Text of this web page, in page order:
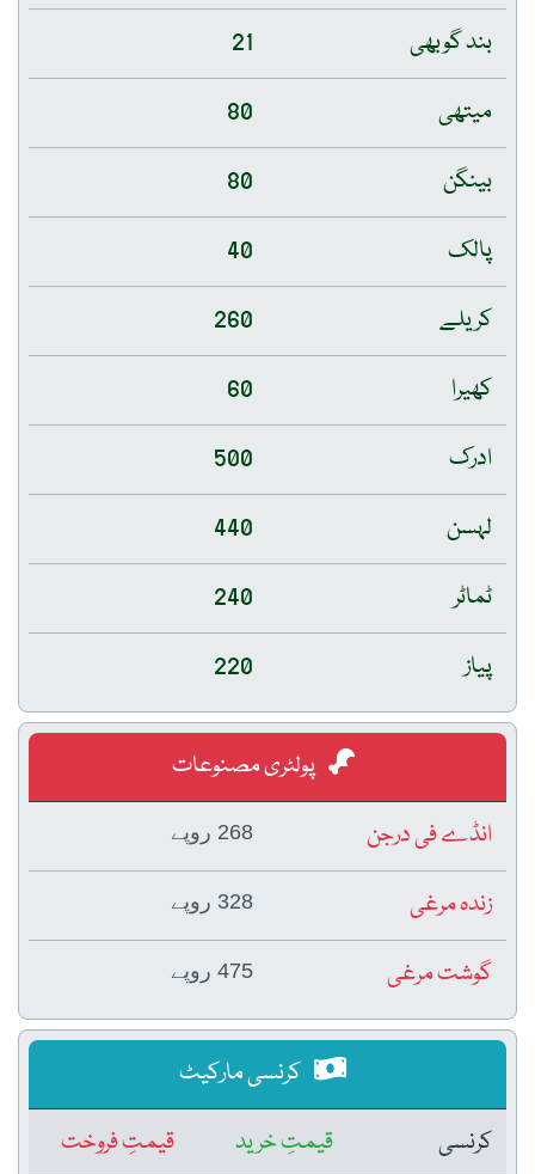
بند گوبھی
21
میتھی
80
بینگن
80
پالک
40
کریلے
260
کھیرا
60
ادرک
500
لہسن
440
ٹماٹر
240
پیاز
220
پولٹری مصنوعات
انڈے فی درجن
268 روپے
زندہ مرغی 328 روپے
گوشت مرغی 475 روپے
کرنسی مارکیٹ
کرنسی
قیمتِ خرید
قیمتِ فروخت